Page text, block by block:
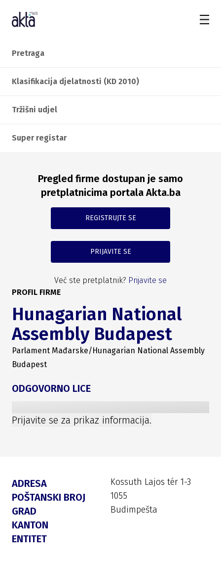
Pretraga
Klasifikacija djelatnosti (KD 2010)
Tržišni udjel
Super registar
Pregled firme dostupan je samo
pretplatnicima portala Akta.ba
REGISTRUJTE SE
PRIJAVITE SE
Već ste pretplatnik? Prijavite se
PROFIL FIRME
Hunagarian National
Assembly Budapest
Parlament Mađarske/Hunagarian National Assembly
Budapest
ODGOVORNO LICE
Prijavite se za prikaz informacija.
ADRESA Kossuth Lajos tér 1-3
POŠTANSKI BROJ 1055
GRAD Budimpešta
KANTON
ENTITET